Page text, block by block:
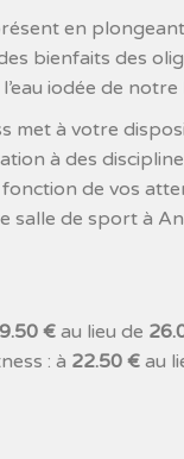
en
bienfaits des
iodée de notre
met à votre
à des
de vos
salle de sport à
€au lieu de
: à 22.50 €au